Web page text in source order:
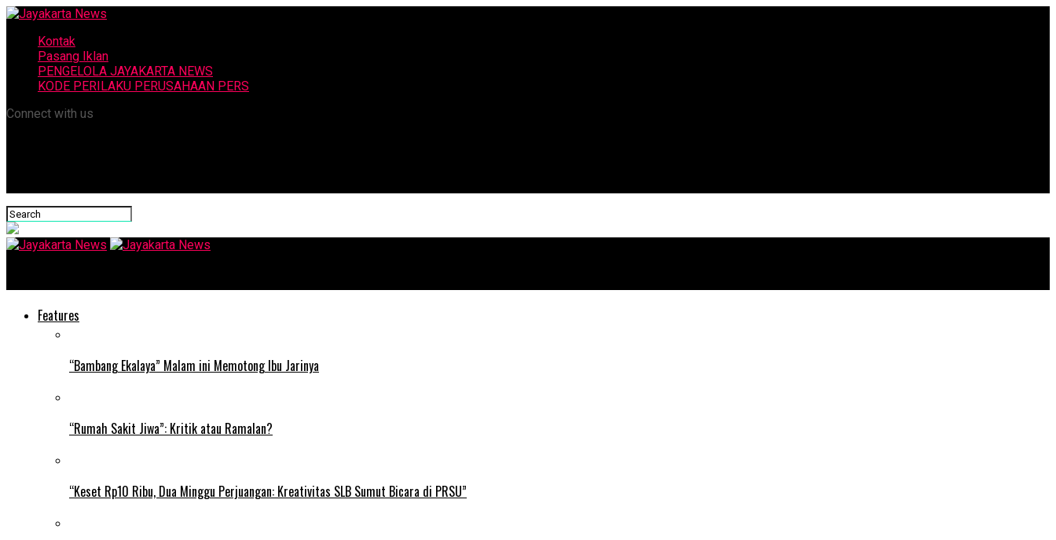
Kontak
Pasang Iklan
PENGELOLA JAYAKARTA NEWS
KODE PERILAKU PERUSAHAAN PERS
Connect with us
Features
“Bambang Ekalaya” Malam ini Memotong Ibu Jarinya
“Rumah Sakit Jiwa”: Kritik atau Ramalan?
“Keset Rp10 Ribu, Dua Minggu Perjuangan: Kreativitas SLB Sumut Bicara di PRSU”